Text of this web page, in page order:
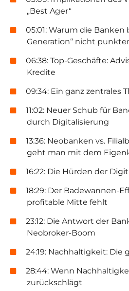
„Best Ager“
05:01: Warum die Banken
Generation“ nicht
06:38: Top-Geschäfte:
Kredite
09:34: Ein ganz zentrales
11:02: Neuer Schub für
durch Digitalisierung
13:36: Neobanken vs.
geht man mit dem
16:22: Die Hürden der
18:29: Der Badewannen-
profitable Mitte fehlt
23:12: Die Antwort der
Neobroker-Boom
24:19: Nachhaltigkeit: Die
28:44: Wenn
zurückschlägt